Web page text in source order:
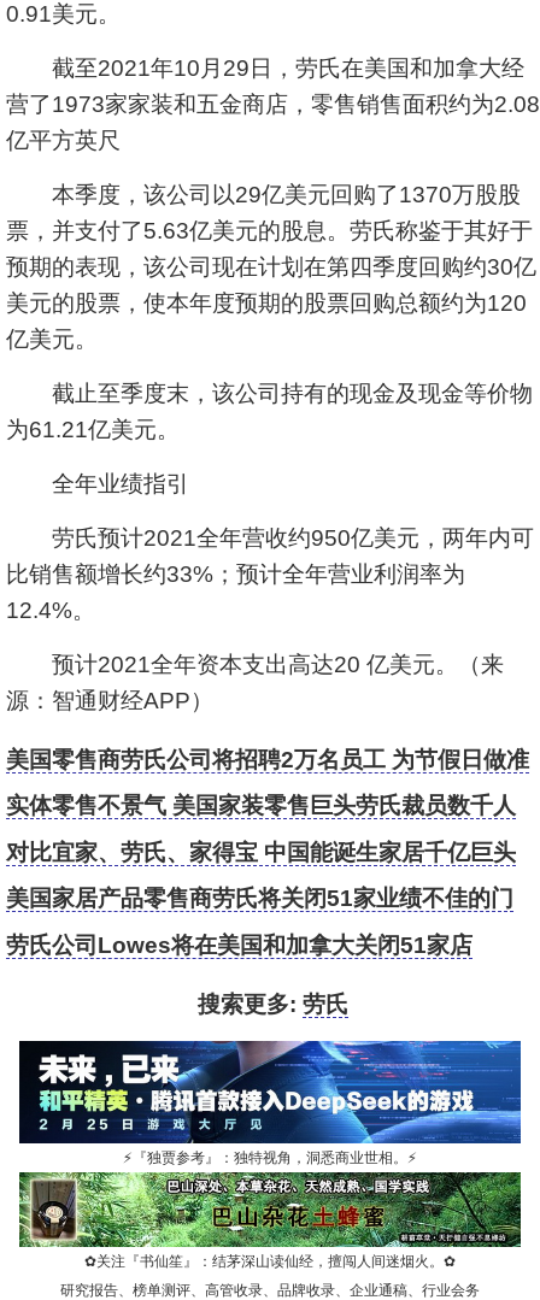
0.91美元。
截至2021年10月29日，劳氏在美国和加拿大经
营了1973家家装和五金商店，零售销售面积约为2.08
亿平方英尺
本季度，该公司以29亿美元回购了1370万股股
票，并支付了5.63亿美元的股息。劳氏称鉴于其好于
预期的表现，该公司现在计划在第四季度回购约30亿
美元的股票，使本年度预期的股票回购总额约为120
亿美元。
截止至季度末，该公司持有的现金及现金等价物
为61.21亿美元。
全年业绩指引
劳氏预计2021全年营收约950亿美元，两年内可
比销售额增长约33%；预计全年营业利润率为
12.4%。
预计2021全年资本支出高达20 亿美元。（来
源：智通财经APP）
美国零售商劳氏公司将招聘2万名员工 为节假日做准
备
实体零售不景气 美国家装零售巨头劳氏裁员数千人
对比宜家、劳氏、家得宝 中国能诞生家居千亿巨头
吗？
美国家居产品零售商劳氏将关闭51家业绩不佳的门
店
劳氏公司Lowes将在美国和加拿大关闭51家店
搜索更多: 劳氏
⚡ 『独贾参考』：独特视角，洞悉商业世相。 ⚡
✿关注『书仙笙』：结茅深山读仙经，擅闯人间迷烟火。 ✿
研究报告、榜单测评、高管收录、品牌收录、企业通稿、行业会务